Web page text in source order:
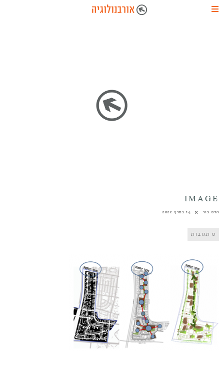
IMAGE
הדס צור 14 במרץ 2022
0 תגובות